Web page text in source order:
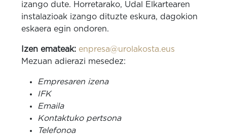
izango dute. Horretarako, Udal Elkartearen
instalazioak izango dituzte eskura, dagokion
eskaera egin ondoren.
Izen emateak: enpresa@urolakosta.eus
Mezuan adierazi mesedez:
Empresaren izena
IFK
Emaila
Kontaktuko pertsona
Telefonoa